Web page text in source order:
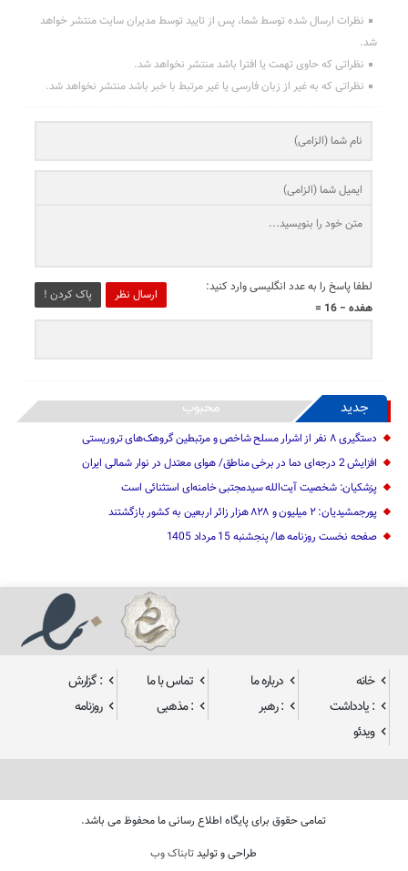
نظرات ارسال شده توسط شما، پس از تایید توسط مدیران سایت منتشر خواهد
شد.
نظراتی که حاوی تهمت یا افترا باشد منتشر نخواهد شد.
نظراتی که به غیر از زبان فارسی یا غیر مرتبط با خبر باشد منتشر نخواهد شد.
ارسال نظر پاک کردن !
لطفا پاسخ را به عدد انگلیسی وارد کنید:
هفده − 16 =
جدید محبوب
دستگیری ۸ نفر از اشرار مسلح شاخص و مرتبطین گروهک‌های تروریستی
افزایش 2 درجه‌ای دما در برخی مناطق/ هوای معتدل در نوار شمالی ایران
پزشکیان: شخصیت آیت‌الله سیدمجتبی خامنه‌ای استثنائی است
پورجمشیدیان: ۲ میلیون و ۸۲۸ هزار زائر اربعین به کشور بازگشتند
صفحه نخست روزنامه ها/ پنجشنبه 15 مرداد 1405
خانه درباره ما تماس با ما
: گزارش
: یادداشت
: رهبر : مذهبی
روزنامه
ویدئو
تمامی حقوق برای پایگاه اطلاع رسانی ما محفوظ می باشد.
طراحی و تولیدتابناک وب